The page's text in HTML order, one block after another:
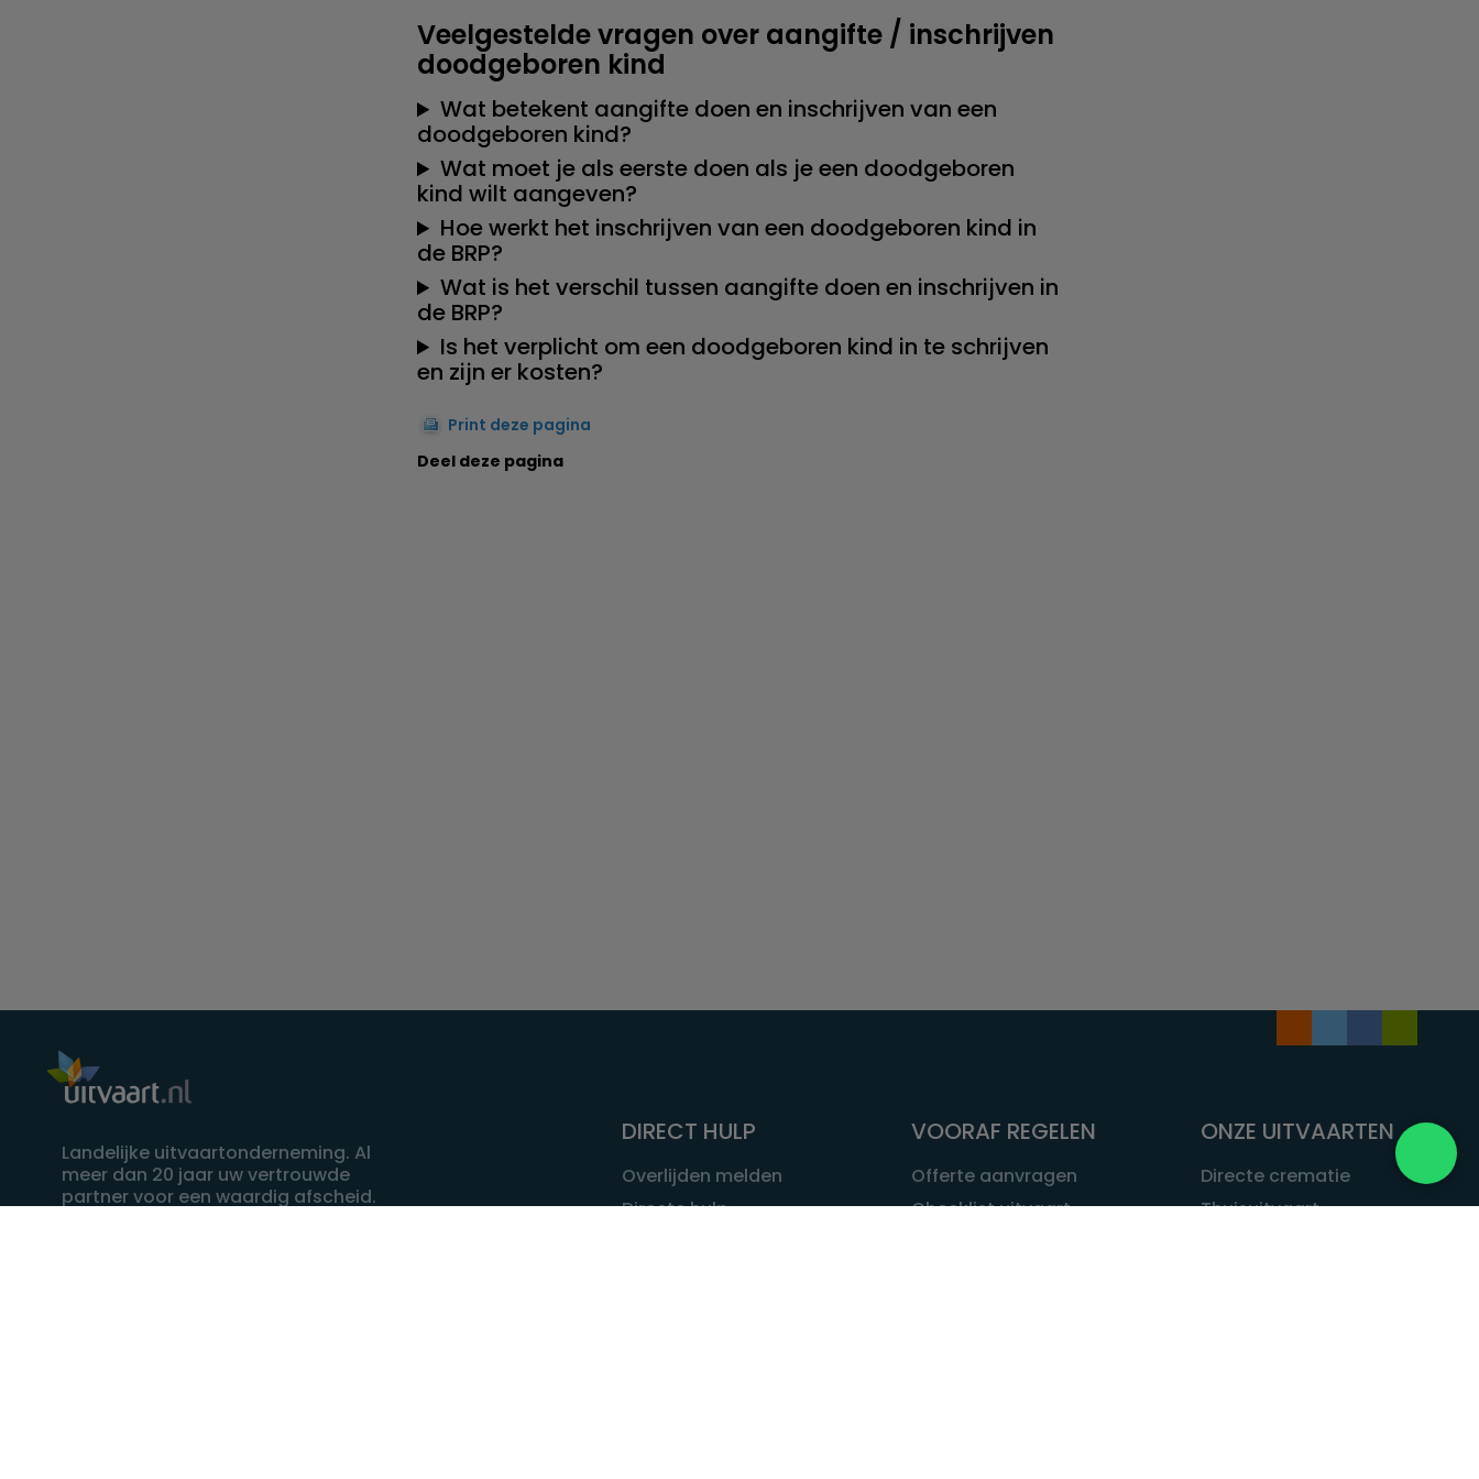
Veelgestelde vragen over aangifte / inschrijven
doodgeboren kind
Wat betekent aangifte doen en inschrijven van een
doodgeboren kind?
Wat moet je als eerste doen als je een doodgeboren
kind wilt aangeven?
Hoe werkt het inschrijven van een doodgeboren kind in
de BRP?
Wat is het verschil tussen aangifte doen en inschrijven in
de BRP?
Is het verplicht om een doodgeboren kind in te schrijven
en zijn er kosten?
Print deze pagina
Deel deze pagina
Landelijke uitvaartonderneming. Al
meer dan 20 jaar uw vertrouwde
partner voor een waardig afscheid.
DIRECT HULP
Overlijden melden
Directe hulp
VOORAF REGELEN
Offerte aanvragen
Checklist uitvaart
ONZE UITVAARTEN
Directe crematie
Thuisuitvaart